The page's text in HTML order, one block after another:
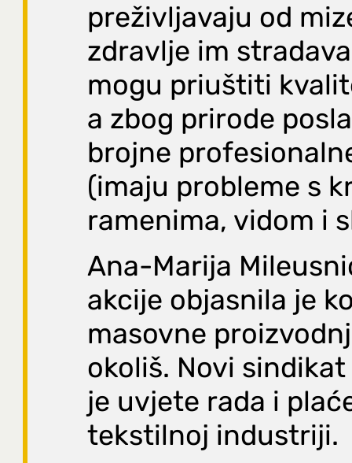
preživljavaju od
zdravlje im
mogu priuštiti
a zbog prirode
brojne
(imaju probleme s
ramenima, vidom i
Ana-Marija
akcije objasnila je
masovne
okoliš. Novi
je uvjete rada i
tekstilnoj industriji.